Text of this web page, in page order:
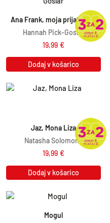
Ana Frank, moja prijateljica
Hannah Pick-Goslar
19,99 €
Dodaj v košarico
Jaz, Mona Liza
Natasha Solomons
19,99 €
Dodaj v košarico
Mogul